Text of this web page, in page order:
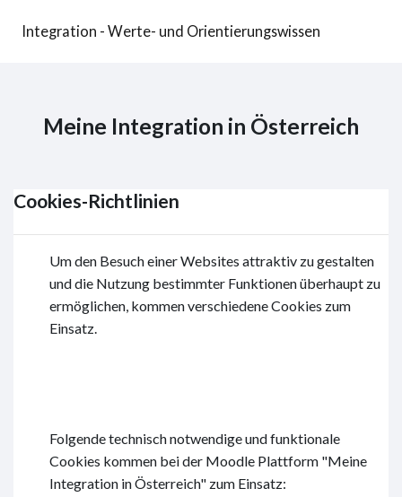
Integration - Werte- und Orientierungswissen
Meine Integration in Österreich
Cookies-Richtlinien
Um den Besuch einer Websites attraktiv zu gestalten
und die Nutzung bestimmter Funktionen überhaupt zu
ermöglichen, kommen verschiedene Cookies zum
Einsatz.
Folgende technisch notwendige und funktionale
Cookies kommen bei der Moodle Plattform "Meine
Integration in Österreich" zum Einsatz: